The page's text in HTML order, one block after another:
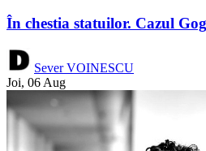
În chestia statuilor. Cazul
Sever VOINESCU
Joi, 06 Aug